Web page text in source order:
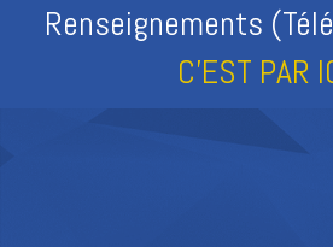
Renseignements
C'EST PAR